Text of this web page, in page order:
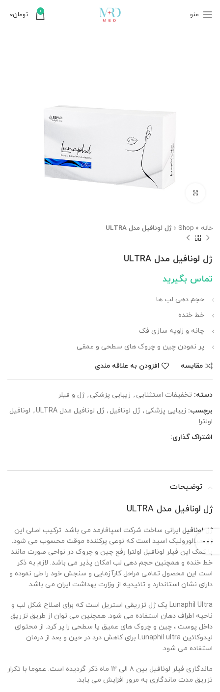
منو 0 تومان۰
خانه »
Shop
» ژل لونافیل مدل ULTRA
ژل لونافیل مدل ULTRA
تماس بگیرید
حجم دهی لب ها
خط خنده
چانه و زاویه سازی فک
پر نمودن چین و چروک های سطحی و عمقی
مقایسه افزودن به علاقه مندی
دسته: تخفیفات استثنایی , زیبایی پزشکی , ژل و فیلر
برچسب: زیبایی پزشکی , ژل لونافیل , ژل لونافیل مدل ULTRA , لونافیل
اولترا
اشتراک گذاری:
توضیحات
ژل لونافیل مدل ULTRA
ژل لونافیل ایرانی ساخت شرکت اسپافارمد می باشد. ترکیب اصلی این
ژل هیالورونیک اسید است که نوعی پرکننده موقت محسوب می شود.
با کمک این فیلر لونافیل اولترا رفع چین و چروک در نواحی صورت مانند
خط خنده و همچنین حجم دهی لب امکان پذیر می باشد. لازم به ذکر
است این محصول تمامی مراحل کارآزمایی و سنجش خود را طی نموده و
دارای نشان استاندارد و تائیدیه از وزارت بهداشت ایران می باشد.
Lunaphil Ultra یک ژل تزریقی استریل است که برای اصلاح شکل لب و
ناحیه اطراف دهان استفاده می شود. همچنین می توان از طریق تزریق
داخل پوست ، چین و چروک های عمیق یا سطحی را پر کرد. از محتوای
لیدوکائین Lunaphil ultra برای کاهش درد در حین و بعد از درمان
استفاده می شود.
ماندگاری فیلر لونافیل بین 8 الی 12 ماه ذکر گردیده است. عموما با تکرار
تزریق مدت ماندگاری به مرور افزایش می یابد.